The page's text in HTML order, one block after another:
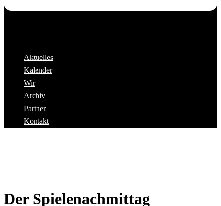
Aktuelles
Kalender
Wir
Archiv
Partner
Kontakt
Der Spielenachmittag